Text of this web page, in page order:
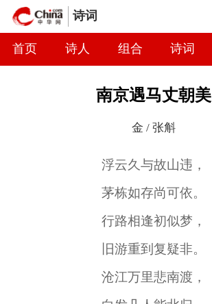
诗词
首页 诗人 组合 诗词
南京遇马丈朝美
金 / 张斛
浮云久与故山违，
茅栋如存尚可依。
行路相逢初似梦，
旧游重到复疑非。
沧江万里悲南渡，